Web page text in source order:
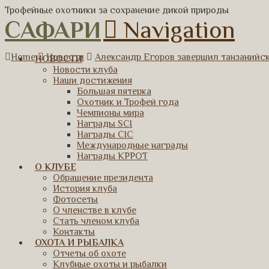
Трофейные охотники за сохранение дикой природы
САФАРИ Navigation
НОВОСТИ
Новости клуба
Наши достижения
Большая пятерка
Охотник и Трофей года
Чемпионы мира
Награды SCI
Награды CIC
Международные награды
Награды КРРОТ
О КЛУБЕ
Обращение президента
История клуба
Фотосеты
О членстве в клубе
Стать членом клуба
Контакты
ОХОТА И РЫБАЛКА
Отчеты об охоте
Клубные охоты и рыбалки
Home Новости Александр Егоров завершил